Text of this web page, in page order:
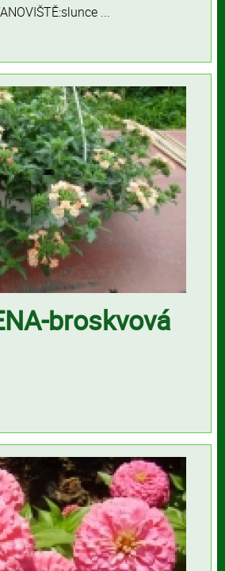
...
broskvová